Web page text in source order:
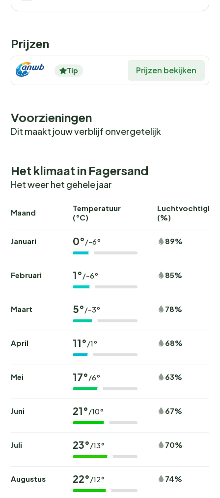
Prijzen
Tip Prijzen bekijken
Voorzieningen
Dit maakt jouw verblijf onvergetelijk
Het klimaat in Fagersand
Het weer het gehele jaar
Maand
Temperatuur
(°C)
(%)
Januari 0°/-6° 89%
Februari 1°/-6° 85%
Maart 5°/-3° 78%
April 11°/1° 68%
Mei 17°/6° 63%
Juni 21°/10° 67%
Juli 23°/13° 70%
Augustus 22°/12° 74%